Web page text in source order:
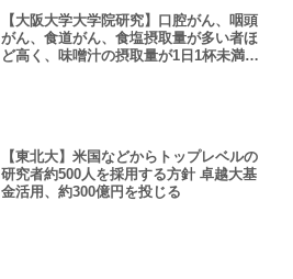
【大阪大学大学院研究】口腔がん、咽頭
がん、食道がん、食塩摂取量が多い者ほ
ど高く、味噌汁の摂取量が1日1杯未満の
【東北大】米国などからトップレベルの
研究者約500人を採用する方針 卓越大基
金活用、約300億円を投じる